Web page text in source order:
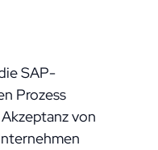
SAP-
Prozess
von